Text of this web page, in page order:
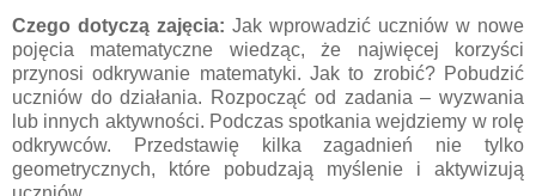
Czego dotyczą zajęcia: Jak wprowadzić uczniów w nowe
pojęcia matematyczne wiedząc, że najwięcej korzyści
przynosi odkrywanie matematyki. Jak to zrobić? Pobudzić
uczniów do działania. Rozpocząć od zadania – wyzwania
lub innych aktywności. Podczas spotkania wejdziemy w rolę
odkrywców. Przedstawię kilka zagadnień nie tylko
geometrycznych, które pobudzają myślenie i aktywizują